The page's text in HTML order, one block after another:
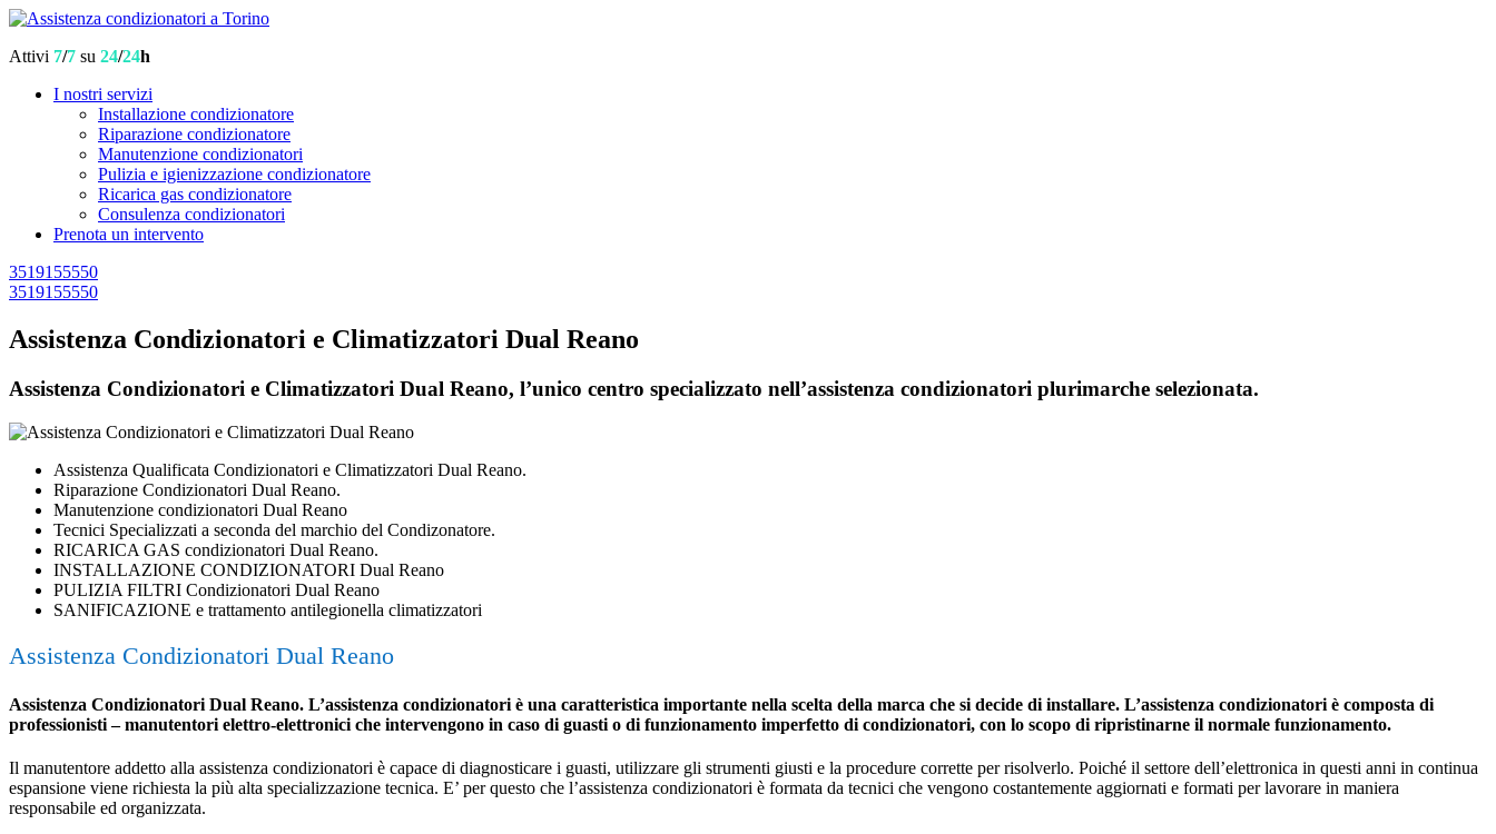
Attivi 7/7 su 24/24h
I nostri servizi
Installazione condizionatore
Riparazione condizionatore
Manutenzione condizionatori
Pulizia e igienizzazione condizionatore
Ricarica gas condizionatore
Consulenza condizionatori
Prenota un intervento
3519155550
3519155550
Assistenza Condizionatori e Climatizzatori Dual Reano
Assistenza Condizionatori e Climatizzatori Dual Reano, l’unico centro specializzato nell’assistenza condizionatori plurimarche selezionata.
Assistenza Qualificata Condizionatori e Climatizzatori Dual Reano.
Riparazione Condizionatori Dual Reano.
Manutenzione condizionatori Dual Reano
Tecnici Specializzati a seconda del marchio del Condizonatore.
RICARICA GAS condizionatori Dual Reano.
INSTALLAZIONE CONDIZIONATORI Dual Reano
PULIZIA FILTRI Condizionatori Dual Reano
SANIFICAZIONE e trattamento antilegionella climatizzatori
Assistenza Condizionatori Dual Reano
Assistenza Condizionatori Dual Reano. L’assistenza condizionatori è una caratteristica importante nella scelta della marca che si decide di installare. L’assistenza condizionatori è composta di
professionisti – manutentori elettro-elettronici che intervengono in caso di guasti o di funzionamento imperfetto di condizionatori, con lo scopo di ripristinarne il normale funzionamento.
Il manutentore addetto alla assistenza condizionatori è capace di diagnosticare i guasti, utilizzare gli strumenti giusti e la procedure corrette per risolverlo. Poiché il settore dell’elettronica in questi anni in continua
espansione viene richiesta la più alta specializzazione tecnica. E’ per questo che l’assistenza condizionatori è formata da tecnici che vengono costantemente aggiornati e formati per lavorare in maniera
responsabile ed organizzata.